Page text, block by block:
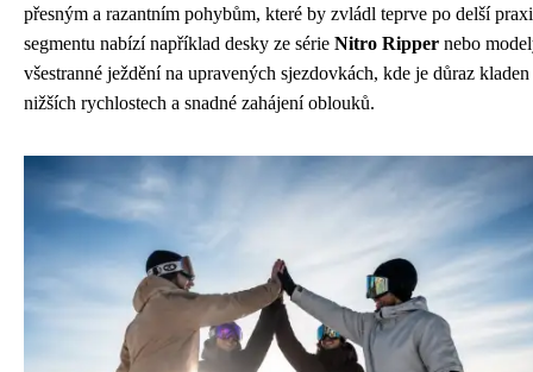
přesným a razantním pohybům, které by zvládl teprve po delší
segmentu nabízí například desky ze série Nitro Ripper nebo
všestranné ježdění na upravených sjezdovkách, kde je důraz
nižších rychlostech a snadné zahájení oblouků.